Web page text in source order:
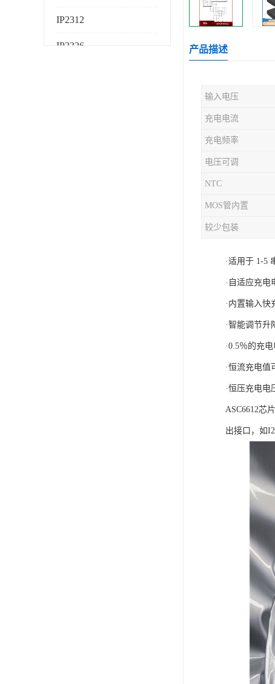
IP2312
IP2326 产品描述
输入电压
充电电流
充电频率
电压可调
NTC
MOS管内置
较少包装
·适用于 1-5
·自适应充电
·内置输入快
·智能调节升
·0.5％的充
·恒流充电值
·恒压充电电
ASC6612芯
出接口，如